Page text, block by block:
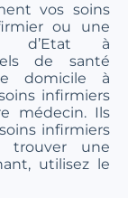
vos soins
ou une
d’Etat à
de santé
domicile à
infirmiers
médecin. Ils
infirmiers
trouver une
utilisez le